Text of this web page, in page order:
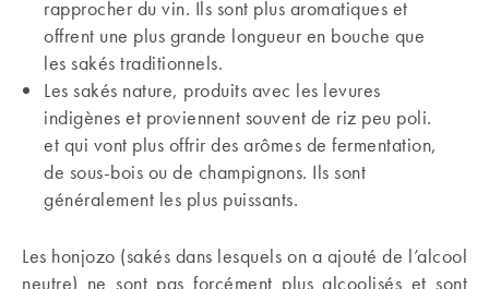
rapprocher du vin. Ils sont plus aromatiques et
offrent une plus grande longueur en bouche que
les sakés traditionnels.
Les sakés nature, produits avec les levures
indigènes et proviennent souvent de riz peu poli.
et qui vont plus offrir des arômes de fermentation,
de sous-bois ou de champignons. Ils sont
généralement les plus puissants.
Les honjozo (sakés dans lesquels on a ajouté de l’alcool
neutre) ne sont pas forcément plus alcoolisés et sont